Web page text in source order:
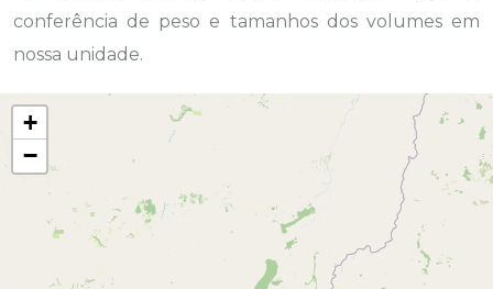
conferência de peso e tamanhos dos volumes em
nossa unidade.
+
−